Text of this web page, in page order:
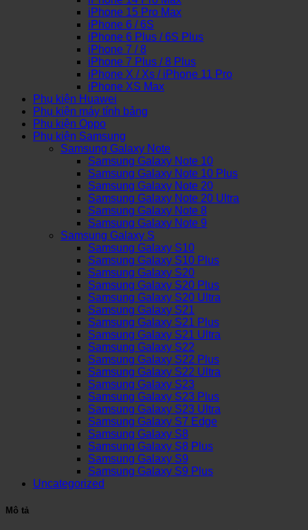
iPhone 15 Pro Max
iPhone 6 / 6S
iPhone 6 Plus / 6S Plus
iPhone 7 / 8
iPhone 7 Plus / 8 Plus
iPhone X / Xs / iPhone 11 Pro
iPhone XS Max
Phụ kiện Huawei
Phụ kiện máy tính bảng
Phụ kiện Oppo
Phụ kiện Samsung
Samsung Galaxy Note
Samsung Galaxy Note 10
Samsung Galaxy Note 10 Plus
Samsung Galaxy Note 20
Samsung Galaxy Note 20 Ultra
Samsung Galaxy Note 8
Samsung Galaxy Note 9
Samsung Galaxy S
Samsung Galaxy S10
Samsung Galaxy S10 Plus
Samsung Galaxy S20
Samsung Galaxy S20 Plus
Samsung Galaxy S20 Ultra
Samsung Galaxy S21
Samsung Galaxy S21 Plus
Samsung Galaxy S21 Ultra
Samsung Galaxy S22
Samsung Galaxy S22 Plus
Samsung Galaxy S22 Ultra
Samsung Galaxy S23
Samsung Galaxy S23 Plus
Samsung Galaxy S23 Ultra
Samsung Galaxy S7 Edge
Samsung Galaxy S8
Samsung Galaxy S8 Plus
Samsung Galaxy S9
Samsung Galaxy S9 Plus
Uncategorized
Mô tả